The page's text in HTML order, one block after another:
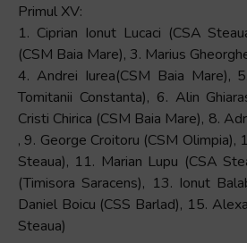
the
content.
Primul XV:
1. Ciprian Ionut Lucaci (CSA
(CSM Baia Mare), 3. Marius
4. Andrei Iurea(CSM Baia Mare),
Tomitanii Constanta), 6. Alin
Cristi Chirica (CSM Baia Mare), 8.
, 9. George Croitoru (CSM Olimpia),
Steaua), 11. Marian Lupu (CSA
(Timisora Saracens), 13. Ionut
Daniel Boicu (CSS Barlad), 15.
Steaua)